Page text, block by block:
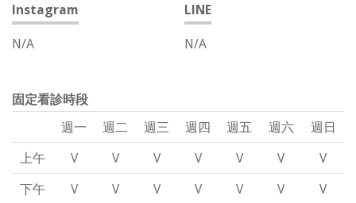
Instagram
N/A
LINE
N/A
固定看診時段
週一
週二 週三 週四 週五 週六
週日
上午
V V V V V V
V
下午
V V V V V V
V